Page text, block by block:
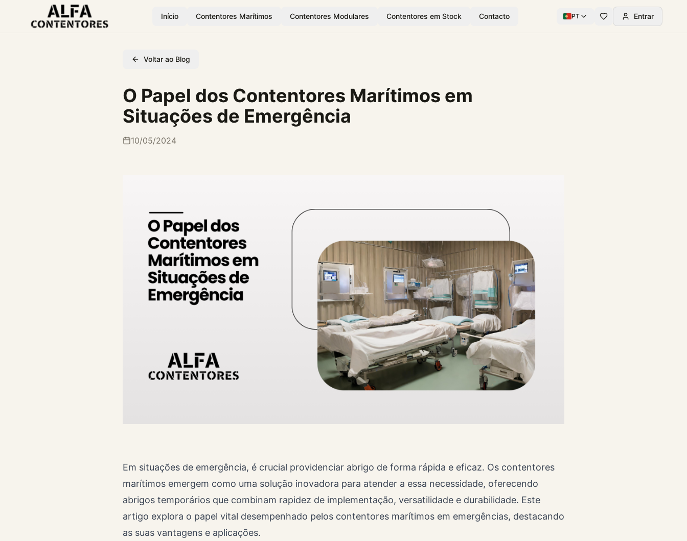
Início Contentores Marítimos Contentores Modulares Contentores em Stock Contacto PT Entrar
Voltar ao Blog
O Papel dos Contentores Marítimos em
Situações de Emergência
10/05/2024
Em situações de emergência, é crucial providenciar abrigo de forma rápida e eficaz. Os contentores
marítimos emergem como uma solução inovadora para atender a essa necessidade, oferecendo
abrigos temporários que combinam rapidez de implementação, versatilidade e durabilidade. Este
artigo explora o papel vital desempenhado pelos contentores marítimos em emergências, destacando
as suas vantagens e aplicações.